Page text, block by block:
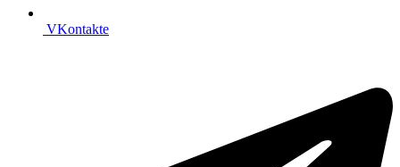
VKontakte